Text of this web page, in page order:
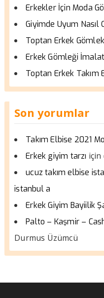
Erkekler İçin Moda
Giyimde Uyum Nasıl
Toptan Erkek
Erkek Gömleği
Toptan Erkek Takım
Son yorumlar
Takım Elbise 2021
Erkek giyim tarzı için
ucuz takım elbise
istanbul a
Erkek Giyim Bayiilik
Palto – Kaşmir –
Durmus Üzümcü